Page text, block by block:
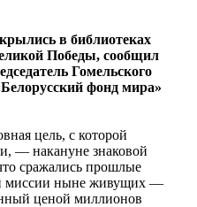
в библиотеках
Победы, сообщил
Гомельского
фонд мира»
цель, с которой
— накануне знаковой
сражались прошлые
миссии ныне живущих —
ценой миллионов